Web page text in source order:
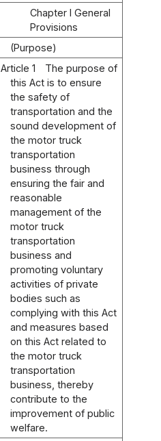
Chapter I General
Provisions
(Purpose)
Article 1
The purpose of
this Act is to ensure
the safety of
transportation and the
sound development of
the motor truck
transportation
business through
ensuring the fair and
reasonable
management of the
motor truck
transportation
business and
promoting voluntary
activities of private
bodies such as
complying with this Act
and measures based
on this Act related to
the motor truck
transportation
business, thereby
contribute to the
improvement of public
welfare.